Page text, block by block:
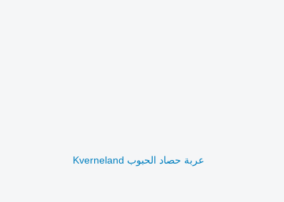
عربة حصاد الحبوب Kverneland